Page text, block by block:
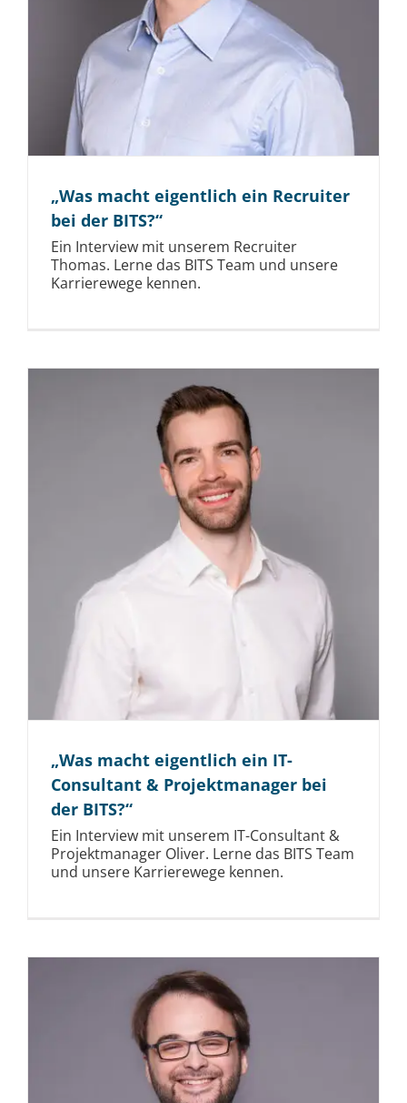
„Was macht eigentlich ein Recruiter
bei der BITS?“
Ein Interview mit unserem Recruiter
Thomas. Lerne das BITS Team und unsere
Karrierewege kennen.
„Was macht eigentlich ein IT-
Consultant & Projektmanager bei
der BITS?“
Ein Interview mit unserem IT-Consultant &
Projektmanager Oliver. Lerne das BITS Team
und unsere Karrierewege kennen.